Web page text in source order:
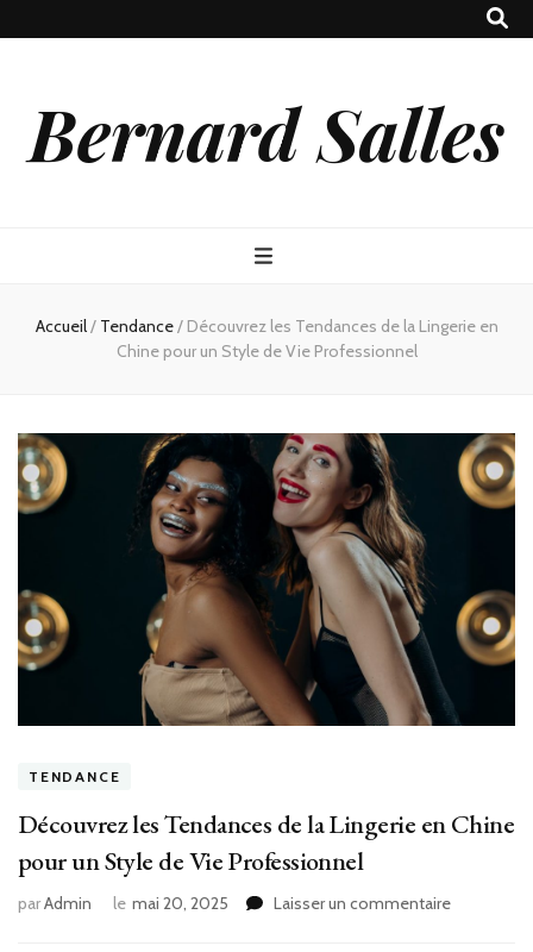
Bernard Salles
Accueil/ Tendance/ Découvrez les Tendances de la Lingerie en
Chine pour un Style de Vie Professionnel
TENDANCE
Découvrez les Tendances de la Lingerie en Chine
pour un Style de Vie Professionnel
parAdmin le mai 20, 2025 Laisser un commentairesur